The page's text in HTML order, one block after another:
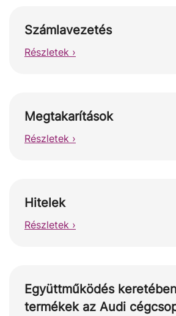
Számlavezetés
Részletek ›
Megtakarítások
Részletek ›
Hitelek
Részletek ›
Együttműködés
termékek az Audi